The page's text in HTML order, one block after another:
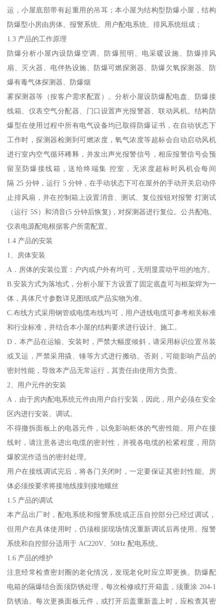
运，小屋底部带有起重用的吊耳；本小屋为结构型防爆小屋，结构
防爆型小房由房体、报警系统、用户配电系统、排风系统组成；
1.3 产品的工作原理
防爆分析小屋内设防爆空调、防爆照明、电采暖设施、防爆排风
扇、灭火器、电伴热设施、防爆可燃探测器、防爆欠氧探测器、防
爆有毒气体探测器、防爆烟
雾探测器等（按客户需求配置）。分析小屋设防爆配电盘、防爆接
线箱、仪表空气分配器、门口设置声光报警器、联动风机。结构防
爆型在使用过程中所有电气设备均已取得防爆证书，在自动状态下
工作时，探测器检测到可燃浓度，氧气浓度等超标会自动启动风机
进行室内空气循环稀释，并发出声光报警信号，相应报警信号会预
留至防爆接线箱，送给终端集 控室，无浓度超标时风机会每间
隔 25 分钟，运行 5 分钟，在手动状态下可在屋外的手动开关启动停
止排风扇，并在控制箱上设置消音、测试、复位按钮对报警 灯测试
（运行 5S）和消音(5 分钟后恢复)，对探测器进行复位。公共配电、
仪表电源配电根据客户所需配置。
1.4 产品的安装
1、房体安装
A．房体的安装位置：户内或户外有均可，无明显震动平坦的地方。
B.安装方式为落地式，分析小屋下方设置了固定底盘可与框架焊为一
体，具体尺寸参数详见图纸或产品实物为准。
C.布线方式采用钢管或电缆布线均可，用户进线电缆可参考相关标准
和行业标准，并结合本小屋的结构要求进行设计、施工。
D．本产品在运输、安装时，严禁大幅度倾斜，请采用标识位置吊装
或叉运，严禁采用撬、锤等方式进行搬动。否则，可能影响产品的
密封性能，导致本产品无常运行，其责任由使用方负责。
2、用户元件的安装
A．由于房内配电系统元件由用户自行安装，因此，用户必须在安全
区内进行安装、调试。
不得撤拆面板上的电器元件，以免影响柜体的气密性能。用户在接
线时，请注意各进出电缆的密封性，并视各电缆的松紧程度，用防
爆胶泥作适当的密封处理。
用户在接线调试完后，将各门关闭时，一定要保证其密封性能。房
体必须按要求将接地线接到接地螺丝
1.5 产品的调试
本产品出厂时，配电系统和报警系统或正压自控部分已经过调试，
但用户在具体使用时，仍须根据现场情况重新调试后再使用。报警
系统和自控部分适用于 AC220V、50Hz 配电系统。
1.6 产品的维护
注意经常检查密封圈的老化情况，发现老化时应立即更换。防爆配
电箱的隔爆结合面须防锈处理，每次检修或打开箱盖，须重涂 204-1
防锈油。每次更换面板元件，或打开后盖重新盖上时，应检查其密